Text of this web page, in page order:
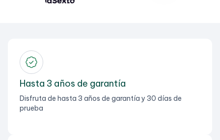
Hasta 3 años de garantía
Disfruta de hasta 3 años de garantía y 30 días de
prueba